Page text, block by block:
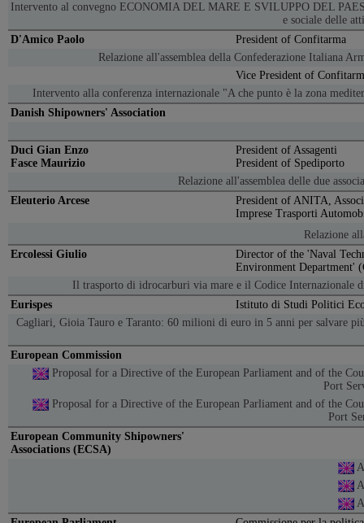
Intervento al convegno ECONOMIA DEL MARE E SVILUPPO DEL
e sociale delle
D'Amico Paolo
President of Confitarma
Relazione all'assemblea della Confederazione Italiana
Vice President of
Intervento alla conferenza internazionale "A che punto è la zona
Danish Shipowners' Association
Duci Gian Enzo
Fasce Maurizio
President of Assagenti
President of Spediporto
Relazione all'assemblea delle due
Eleuterio Arcese
President of ANITA,
Imprese Trasporti
Relazione
Ercolessi Giulio
Director of the 'Naval
Environment Department'
Il trasporto di idrocarburi via mare e il Codice Internazionale
Eurispes
Istituto di Studi Politici
Cagliari, Gioia Tauro e Taranto: 60 milioni di euro in 5 anni per salvare
European Commission
Proposal for a Directive of the European Parliament and of the
Port
Proposal for a Directive of the European Parliament and of the
Port
European Community Shipowners'
Associations (ECSA)